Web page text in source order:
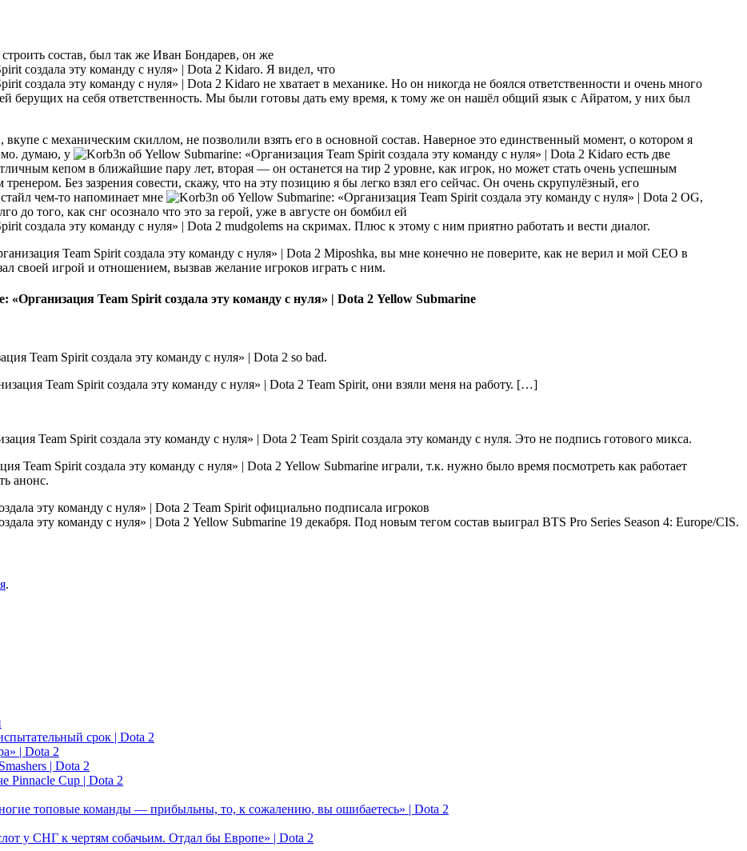
состав, был так же Иван Бондарев, он же
Kidaro. Я видел, что
Kidaro не хватает в механике. Но он никогда не боялся ответственности и очень много
берущих на себя ответственность. Мы были готовы дать ему время, к тому же он нашёл общий язык с Айратом, у них был
с механическим скиллом, не позволили взять его в основной состав. Наверное это единственный момент, о котором я
думаю, у
Kidaro есть две
кепом в ближайшие пару лет, вторая — он останется на тир 2 уровне, как игрок, но может стать очень успешным
Без зазрения совести, скажу, что на эту позицию я бы легко взял его сейчас. Он очень скрупулёзный, его
чем-то напоминает мне
OG,
до того, как снг осознало что это за герой, уже в августе он бомбил ей
mudgolems на скримах. Плюс к этому с ним приятно работать и вести диалог.
Miposhka, вы мне конечно не поверите, как не верил и мой СЕО в
своей игрой и отношением, вызвав желание игроков играть с ним.
Yellow Submarine
so bad.
Team Spirit, они взяли меня на работу. […]
Team Spirit создала эту команду с нуля. Это не подпись готового микса.
Yellow Submarine играли, т.к. нужно было время посмотреть как работает
анонс.
Team Spirit официально подписала игроков
Yellow Submarine 19 декабря. Под новым тегом состав выиграл BTS Pro Series Season 4: Europe/CIS.
.
срок | Dota 2
| Dota 2
| Dota 2
Pinnacle Cup | Dota 2
топовые команды — прибыльны, то, к сожалению, вы ошибаетесь» | Dota 2
у СНГ к чертям собачьим. Отдал бы Европе» | Dota 2